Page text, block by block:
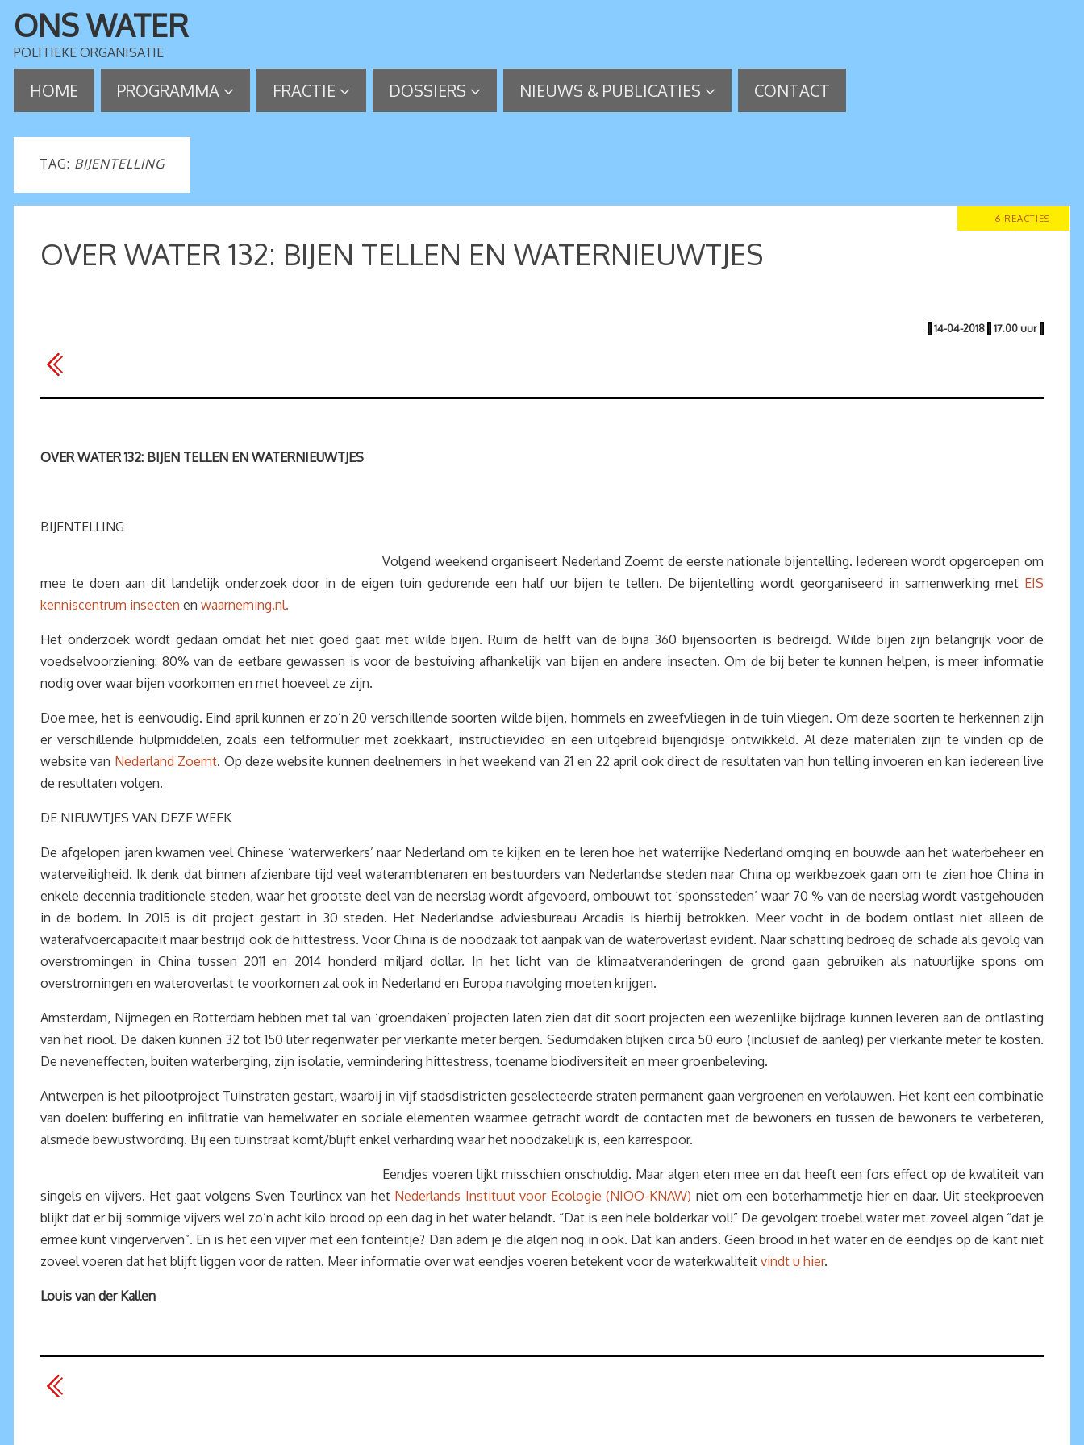
ONS WATER
POLITIEKE ORGANISATIE
HOME PROGRAMMA FRACTIE DOSSIERS NIEUWS & PUBLICATIES CONTACT
TAG: BIJENTELLING
6 REACTIES
OVER WATER 132: BIJEN TELLEN EN WATERNIEUWTJES
| 14-04-2018 | 17.00 uur |
OVER WATER 132: BIJEN TELLEN EN WATERNIEUWTJES
BIJENTELLING
Volgend weekend organiseert Nederland Zoemt de eerste nationale bijentelling. Iedereen wordt opgeroepen om
mee te doen aan dit landelijk onderzoek door in de eigen tuin gedurende een half uur bijen te tellen. De bijentelling wordt georganiseerd in samenwerking met EIS
kenniscentrum insecten en waarneming.nl.
Het onderzoek wordt gedaan omdat het niet goed gaat met wilde bijen. Ruim de helft van de bijna 360 bijensoorten is bedreigd. Wilde bijen zijn belangrijk voor de
voedselvoorziening: 80% van de eetbare gewassen is voor de bestuiving afhankelijk van bijen en andere insecten. Om de bij beter te kunnen helpen, is meer informatie
nodig over waar bijen voorkomen en met hoeveel ze zijn.
Doe mee, het is eenvoudig. Eind april kunnen er zo’n 20 verschillende soorten wilde bijen, hommels en zweefvliegen in de tuin vliegen. Om deze soorten te herkennen zijn
er verschillende hulpmiddelen, zoals een telformulier met zoekkaart, instructievideo en een uitgebreid bijengidsje ontwikkeld. Al deze materialen zijn te vinden op de
website van Nederland Zoemt. Op deze website kunnen deelnemers in het weekend van 21 en 22 april ook direct de resultaten van hun telling invoeren en kan iedereen live
de resultaten volgen.
DE NIEUWTJES VAN DEZE WEEK
De afgelopen jaren kwamen veel Chinese ‘waterwerkers’ naar Nederland om te kijken en te leren hoe het waterrijke Nederland omging en bouwde aan het waterbeheer en
waterveiligheid. Ik denk dat binnen afzienbare tijd veel waterambtenaren en bestuurders van Nederlandse steden naar China op werkbezoek gaan om te zien hoe China in
enkele decennia traditionele steden, waar het grootste deel van de neerslag wordt afgevoerd, ombouwt tot ‘sponssteden’ waar 70 % van de neerslag wordt vastgehouden
in de bodem. In 2015 is dit project gestart in 30 steden. Het Nederlandse adviesbureau Arcadis is hierbij betrokken. Meer vocht in de bodem ontlast niet alleen de
waterafvoercapaciteit maar bestrijd ook de hittestress. Voor China is de noodzaak tot aanpak van de wateroverlast evident. Naar schatting bedroeg de schade als gevolg van
overstromingen in China tussen 2011 en 2014 honderd miljard dollar. In het licht van de klimaatveranderingen de grond gaan gebruiken als natuurlijke spons om
overstromingen en wateroverlast te voorkomen zal ook in Nederland en Europa navolging moeten krijgen.
Amsterdam, Nijmegen en Rotterdam hebben met tal van ‘groendaken’ projecten laten zien dat dit soort projecten een wezenlijke bijdrage kunnen leveren aan de ontlasting
van het riool. De daken kunnen 32 tot 150 liter regenwater per vierkante meter bergen. Sedumdaken blijken circa 50 euro (inclusief de aanleg) per vierkante meter te kosten.
De neveneffecten, buiten waterberging, zijn isolatie, vermindering hittestress, toename biodiversiteit en meer groenbeleving.
Antwerpen is het pilootproject Tuinstraten gestart, waarbij in vijf stadsdistricten geselecteerde straten permanent gaan vergroenen en verblauwen. Het kent een combinatie
van doelen: buffering en infiltratie van hemelwater en sociale elementen waarmee getracht wordt de contacten met de bewoners en tussen de bewoners te verbeteren,
alsmede bewustwording. Bij een tuinstraat komt/blijft enkel verharding waar het noodzakelijk is, een karrespoor.
Eendjes voeren lijkt misschien onschuldig. Maar algen eten mee en dat heeft een fors effect op de kwaliteit van
singels en vijvers. Het gaat volgens Sven Teurlincx van het Nederlands Instituut voor Ecologie (NIOO-KNAW) niet om een boterhammetje hier en daar. Uit steekproeven
blijkt dat er bij sommige vijvers wel zo’n acht kilo brood op een dag in het water belandt. “Dat is een hele bolderkar vol!” De gevolgen: troebel water met zoveel algen “dat je
ermee kunt vingerverven”. En is het een vijver met een fonteintje? Dan adem je die algen nog in ook. Dat kan anders. Geen brood in het water en de eendjes op de kant niet
zoveel voeren dat het blijft liggen voor de ratten. Meer informatie over wat eendjes voeren betekent voor de waterkwaliteit vindt u hier.
Louis van der Kallen